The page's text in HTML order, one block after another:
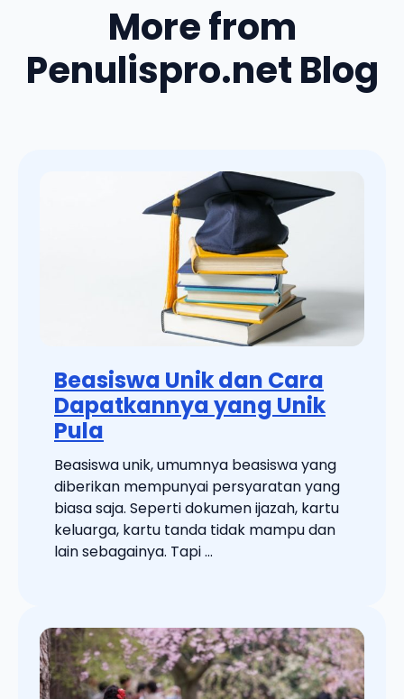
More from
Penulispro.net Blog
Beasiswa Unik dan Cara
Dapatkannya yang Unik
Pula
Beasiswa unik, umumnya beasiswa yang
diberikan mempunyai persyaratan yang
biasa saja. Seperti dokumen ijazah, kartu
keluarga, kartu tanda tidak mampu dan
lain sebagainya. Tapi ...